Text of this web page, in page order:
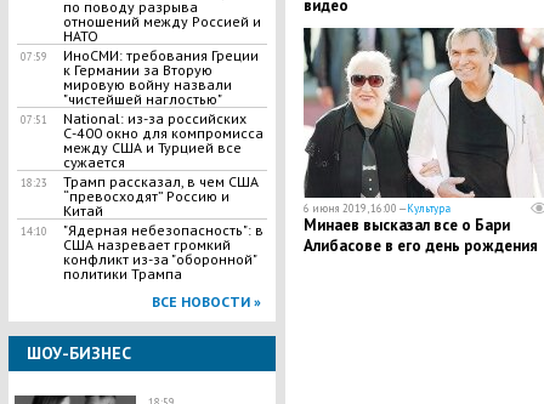
по поводу разрыва
отношений между Россией и
НАТО
07:59
​ИноСМИ: требования Греции
к Германии за Вторую
мировую войну назвали
"чистейшей наглостью"
07:51
National: из-за российских
С-400 окно для компромисса
между США и Турцией все
сужается
18:23
Трамп рассказал, в чем США
“превосходят” Россию и
Китай
14:10
"Ядерная небезопасность": в
США назревает громкий
конфликт из-за "оборонной"
политики Трампа
ВСЕ НОВОСТИ »
ШОУ-БИЗНЕС
видео
6 июня 2019, 16:00 —Культура
Минаев высказал все о Бари
Алибасове в его день рождения